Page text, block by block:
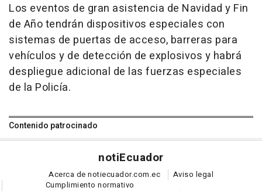
Los eventos de gran asistencia de Navidad y Fin
de Año tendrán dispositivos especiales con
sistemas de puertas de acceso, barreras para
vehículos y de detección de explosivos y habrá
despliegue adicional de las fuerzas especiales
de la Policía.
Contenido patrocinado
notiEcuador
Acerca de notiecuador.com.ec
Aviso legal
Cumplimiento normativo